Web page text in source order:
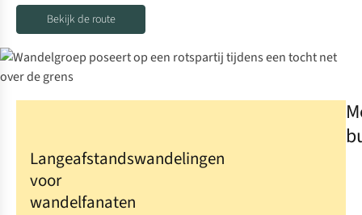
Bekijk de route
Langeafstandswandelingen
voor
wandelfanaten